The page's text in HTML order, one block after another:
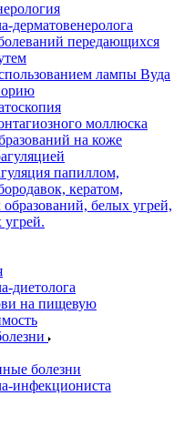
дерматовенеролога
передающихся
лампы Вуда
моллюска
на коже
папиллом,
кератом,
образований, белых угрей,
диетолога
на пищевую
болезни
инфекциониста